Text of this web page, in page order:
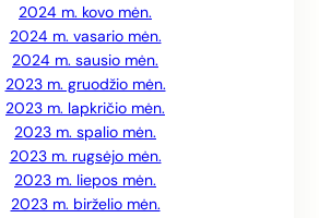
2024 m. kovo mėn.
2024 m. vasario mėn.
2024 m. sausio mėn.
2023 m. gruodžio mėn.
2023 m. lapkričio mėn.
2023 m. spalio mėn.
2023 m. rugsėjo mėn.
2023 m. liepos mėn.
2023 m. birželio mėn.